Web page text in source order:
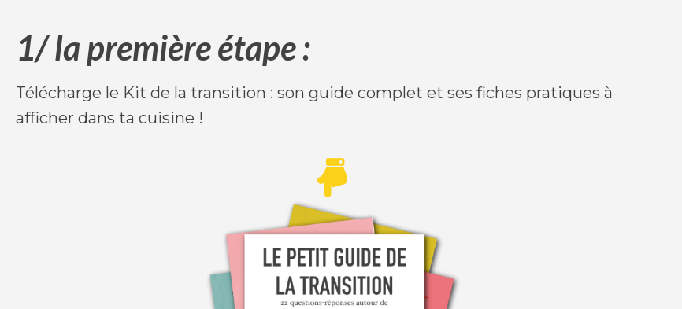
1/ la première étape :
Télécharge le Kit de la transition : son guide complet et ses fiches pratiques à
afficher dans ta cuisine !